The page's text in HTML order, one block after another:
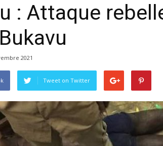
: Attaque
2021
Tweet on Twitter